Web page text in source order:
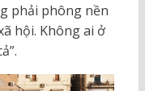
phải phông nền
hội. Không ai ở